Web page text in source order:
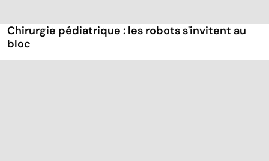
Chirurgie pédiatrique : les robots s'invitent au
bloc